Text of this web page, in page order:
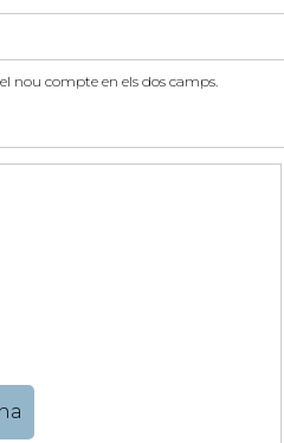
nou compte en els dos camps.